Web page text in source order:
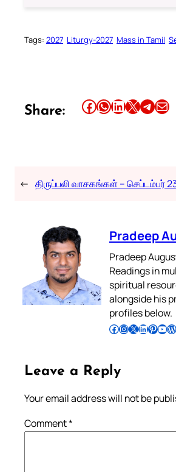
Tags: 2027 Liturgy-2027 Mass in Tamil
Share: Share this article on Facebook Share this article on WhatsApp Share this article on LinkedIn Share this article on X Share this article on TelegramEmail this Article
← திருப்பலி வாசகங்கள் – செப்டம்பர்
Pradeep
Pradeep
Readings in
spiritual
alongside his
profiles below.
Follow Pradeep on Facebook Follow Pradeep on InstagramFollow Pradeep on X Follow Pradeep on LinkedIn Follow Pradeep on Pinterest Subscribe to Pradeep’s Youtube Channel Follow Pradeep on WordPress
Leave a Reply
Your email address will not be
Comment*